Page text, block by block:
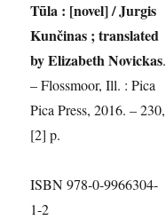
Tūla : [novel] / Jurgis
Kunčinas ; translated
by Elizabeth Novickas.
– Flossmoor, Ill. : Pica
Pica Press, 2016. – 230,
[2] p.
ISBN 978-0-9966304-
1-2